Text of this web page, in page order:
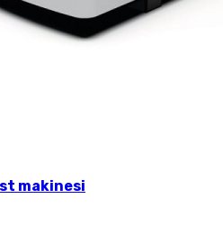
makinesi